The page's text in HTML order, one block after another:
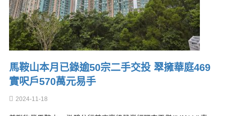
馬鞍山本月已錄逾50宗二手交投 翠擁華庭469
實呎戶570萬元易手
2024-11-18